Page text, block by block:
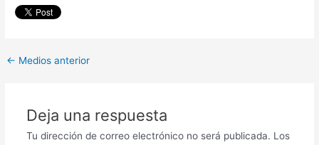
← Medios anterior
Deja una respuesta
Tu dirección de correo electrónico no será publicada. Los